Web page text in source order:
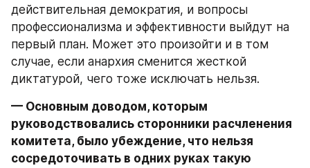
действительная демократия, и вопросы
профессионализма и эффективности выйдут на
первый план. Может это произойти и в том
случае, если анархия сменится жесткой
диктатурой, чего тоже исключать нельзя.
— Основным доводом, которым
руководствовались сторонники расчленения
комитета, было убеждение, что нельзя
сосредоточивать в одних руках такую